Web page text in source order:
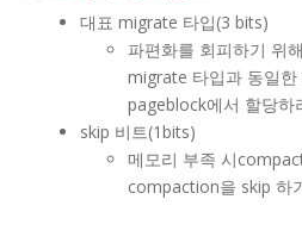
대표 migrate 타입(3 bits)
파편화를 회피하기 위
migrate 타입과 동일
pageblock에서 할당하
skip 비트(1bits)
메모리 부족 시
compaction을 skip 하